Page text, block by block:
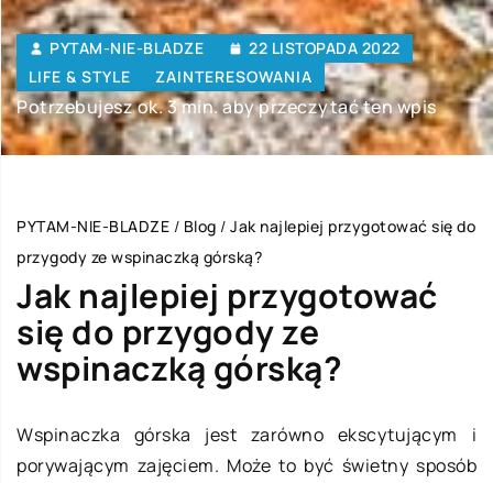
PYTAM-NIE-BLADZE
22 LISTOPADA 2022
LIFE & STYLE
ZAINTERESOWANIA
Potrzebujesz ok. 3 min. aby przeczytać ten wpis
PYTAM-NIE-BLADZE / Blog / Jak najlepiej przygotować się do
przygody ze wspinaczką górską?
Jak najlepiej przygotować
się do przygody ze
wspinaczką górską?
Wspinaczka górska jest zarówno ekscytującym i
porywającym zajęciem. Może to być świetny sposób